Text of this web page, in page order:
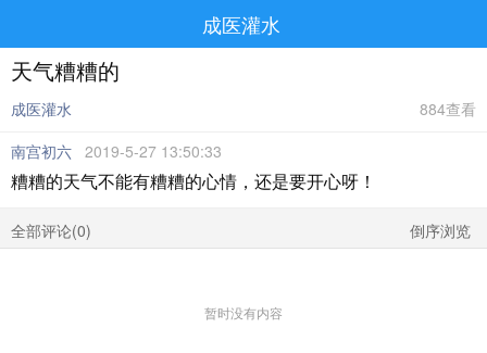
成医灌水
天气糟糟的
成医灌水
884查看
南宫初六 2019-5-27 13:50:33
糟糟的天气不能有糟糟的心情，还是要开心呀！
全部评论(0) 倒序浏览
暂时没有内容